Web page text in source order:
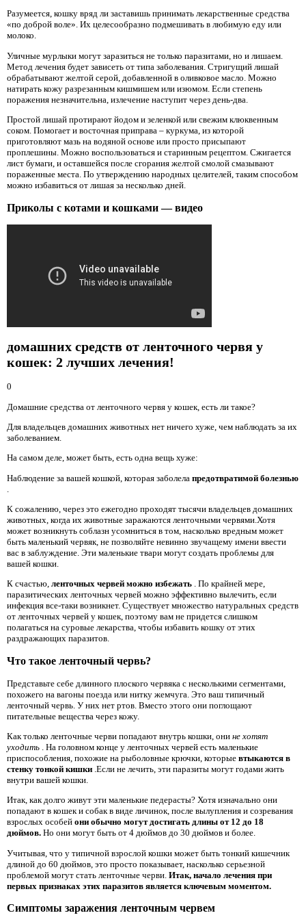
Разумеется, кошку вряд ли заставишь принимать лекарственные средства
«по доброй воле». Их целесообразно подмешивать в любимую еду или
молоко.
Уличные мурлыки могут заразиться не только паразитами, но и лишаем.
Метод лечения будет зависеть от типа заболевания. Стригущий лишай
обрабатывают желтой серой, добавленной в оливковое масло. Можно
натирать кожу разрезанным кишмишем или изюмом. Если степень
поражения незначительна, излечение наступит через день-два.
Простой лишай протирают йодом и зеленкой или свежим клюквенным
соком. Помогает и восточная приправа – куркума, из которой
приготовляют мазь на водяной основе или просто присыпают
проплешины. Можно воспользоваться и старинным рецептом. Сжигается
лист бумаги, и оставшейся после сгорания желтой смолой смазывают
пораженные места. По утверждению народных целителей, таким способом
можно избавиться от лишая за несколько дней.
Приколы с котами и кошками — видео
домашних средств от ленточного червя у
кошек: 2 лучших лечения!
0
Домашние средства от ленточного червя у кошек, есть ли такое?
Для владельцев домашних животных нет ничего хуже, чем наблюдать за их
заболеванием.
На самом деле, может быть, есть одна вещь хуже:
Наблюдение за вашей кошкой, которая заболела предотвратимой болезнью
К сожалению, через это ежегодно проходят тысячи владельцев домашних
животных, когда их животные заражаются ленточными червями.Хотя
может возникнуть соблазн усомниться в том, насколько вредным может
быть маленький червяк, не позволяйте невинно звучащему имени ввести
вас в заблуждение. Эти маленькие твари могут создать проблемы для
вашей кошки.
К счастью, ленточных червей можно избежать . По крайней мере,
паразитических ленточных червей можно эффективно вылечить, если
инфекция все-таки возникнет. Существует множество натуральных средств
от ленточных червей у кошек, поэтому вам не придется слишком
полагаться на суровые лекарства, чтобы избавить кошку от этих
раздражающих паразитов.
Что такое ленточный червь?
Представьте себе длинного плоского червяка с несколькими сегментами,
похожего на вагоны поезда или нитку жемчуга. Это ваш типичный
ленточный червь. У них нет ртов. Вместо этого они поглощают
питательные вещества через кожу.
Как только ленточные черви попадают внутрь кошки, они не хотят
уходить . На головном конце у ленточных червей есть маленькие
приспособления, похожие на рыболовные крючки, которые втыкаются в
стенку тонкой кишки .Если не лечить, эти паразиты могут годами жить
внутри вашей кошки.
Итак, как долго живут эти маленькие педерасты? Хотя изначально они
попадают в кошек и собак в виде личинок, после вылупления и созревания
взрослых особей они обычно могут достигать длины от 12 до 18
дюймов. Но они могут быть от 4 дюймов до 30 дюймов и более.
Учитывая, что у типичной взрослой кошки может быть тонкий кишечник
длиной до 60 дюймов, это просто показывает, насколько серьезной
проблемой могут стать ленточные черви. Итак, начало лечения при
первых признаках этих паразитов является ключевым моментом.
Симптомы заражения ленточным червем